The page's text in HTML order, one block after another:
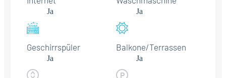
Ja Ja
Geschirrspüler
Ja
Balkone/Terrassen
Ja